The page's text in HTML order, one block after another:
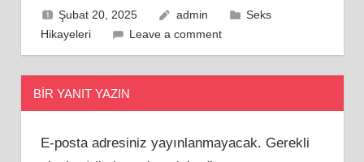
Şubat 20, 2025 admin
Seks
Hikayeleri
Leave a comment
BIR YANIT YAZIN
E-posta adresiniz yayınlanmayacak. Gerekli